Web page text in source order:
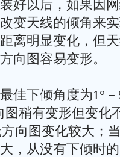
好以后，如果因
变天线的倾角来
离明显变化，但
向图容易变形。
佳下倾角度为1°
图稍有变形但变化
向图变化较大；
，从没有下倾时